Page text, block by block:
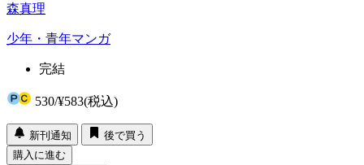
森真理
少年・青年マンガ
完結
530/¥583(税込)
新刊通知
後で買う
購入に進む